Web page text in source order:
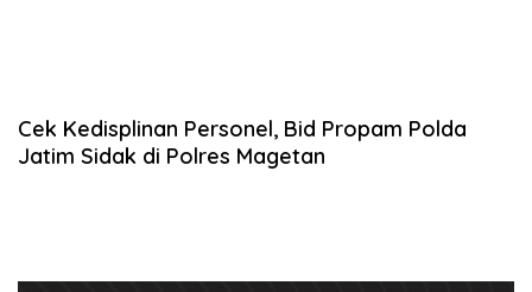
Cek Kedisplinan Personel, Bid Propam Polda
Jatim Sidak di Polres Magetan